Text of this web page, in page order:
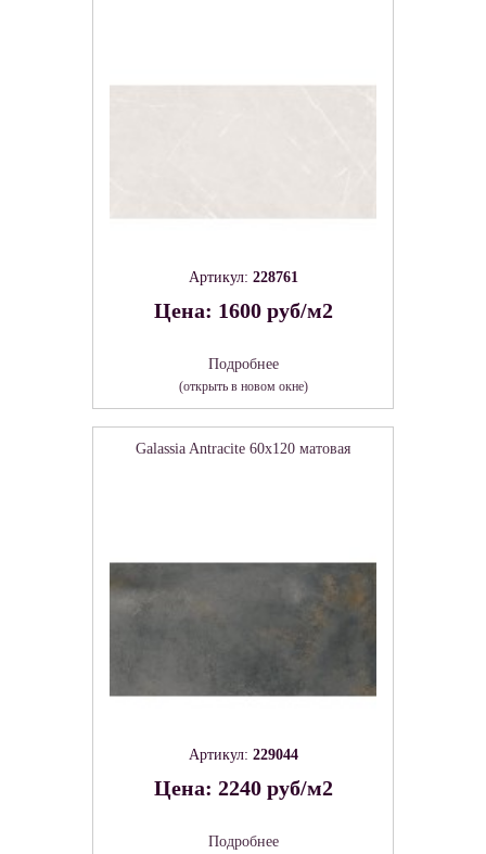
Артикул: 228761
Цена: 1600 руб/м2
Подробнее
(открыть в новом окне)
Galassia Antracite 60х120 матовая
Артикул: 229044
Цена: 2240 руб/м2
Подробнее